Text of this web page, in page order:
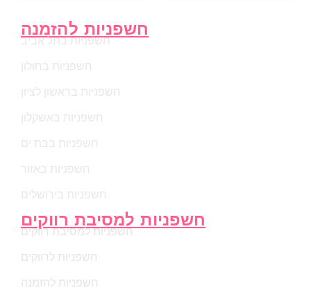
חשפניות להזמנה
חשפניות בתל אביב
חשפניות בחולון
חשפניות בראשון לציון
חשפניות באשקלון
חשפניות בבת ים
חשפניות באזור
חשפניות בירושלים
חשפניות למסיבת רווקים
חשפניות למסיבת רווקים
חשפניות לרווקים
חשפניות להזמנה